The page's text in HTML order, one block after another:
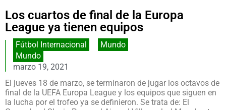
Los cuartos de final de la Europa
League ya tienen equipos
Fútbol Internacional
Mundo
Mundo
marzo 19, 2021
El jueves 18 de marzo, se terminaron de jugar los octavos de
final de la UEFA Europa League y los equipos que siguen en
la lucha por el trofeo ya se definieron. Se trata de: El